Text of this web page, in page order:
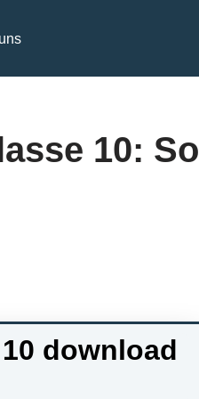
10: So
download